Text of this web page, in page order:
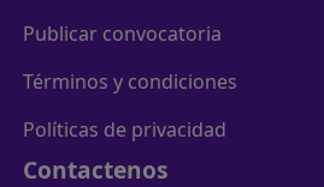
Publicar convocatoria
Términos y condiciones
Políticas de privacidad
Contactenos